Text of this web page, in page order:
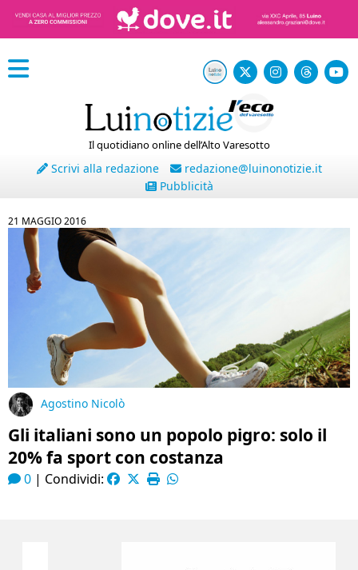
Il quotidiano online dell’Alto Varesotto
Scrivi alla redazione
redazione@luinonotizie.it
Pubblicità
21 MAGGIO 2016
Agostino Nicolò
Gli italiani sono un popolo pigro: solo il
20% fa sport con costanza
0 | Condividi: